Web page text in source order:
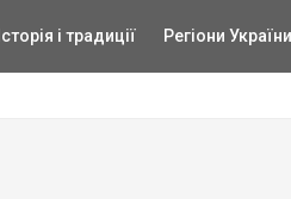
Історія і традиції Регіони України